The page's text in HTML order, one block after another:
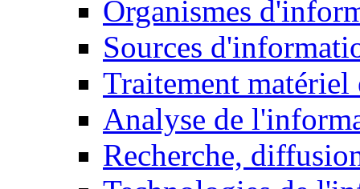
Organismes
Sources
Traitement matériel
Analyse de
Recherche,